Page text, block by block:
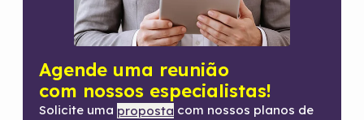
Agende uma reunião
com nossos especialistas!
Solicite uma proposta com nossos planos de